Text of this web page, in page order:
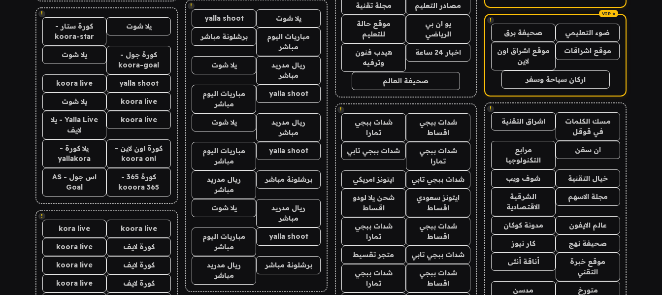
!
ضوء التعليمي صحيفة برق
موقع اشراقات
موقع اشراق اون
لاين
اركان سياحة وسفر
!
مسك الكلمات
في قوقل
اشراق التقنية
ان سفن
مرابع
التكنولوجيا
خيال التقنية شوف ويب
مجلة الاسهم
الشرقية
الاقتصادية
عالم الايفون مدونة كوكان
صحيفة نهج كار نيوز
موقع خبرة
التقني
أناقة أنثى
متورخ مدسن
مصادر التعليم مجلة تقنية
يو ان بي
الرياضي
موقع حالة
للتعليم
اخبار 24 ساعة
هيدب فنون
وترفيه
صحيفة العالم
!
شدات ببجي
اقساط
شدات ببجي
تمارا
شدات ببجي
تمارا
شدات ببجي تابي
شدات ببجي تابي ايتونز امريكي
ايتونز سعودي
اقساط
شحن يلا لودو
اقساط
شدات ببجي
اقساط
شدات ببجي
تمارا
شدات ببجي تابي متجر تقسيط
شدات ببجي
اقساط
شدات ببجي
تمارا
!
يلا شوت yalla shoot
مباريات اليوم
مباشر
برشلونة مباشر
ريال مدريد
مباشر
يلا شوت
yalla shoot
مباريات اليوم
مباشر
ريال مدريد
مباشر
يلا شوت
yalla shoot
مباريات اليوم
مباشر
برشلونة مباشر
ريال مدريد
مباشر
ريال مدريد
مباشر
يلا شوت
yalla shoot
مباريات اليوم
مباشر
برشلونة مباشر
ريال مدريد
مباشر
!
يلا شوت
كورة ستار -
koora-star
كورة جول -
koora-goal
يلا شوت
yalla shoot
koora live
koora live يلا شوت
koora live
Yalla Live - يلا
لايف
كورة اون لاين -
koora onl
يلا كورة -
yallakora
كورة 365 -
kooora 365
اس جول - AS
Goal
!
koora live
kora live
كورة لايف koora live
كورة لايف koora live
كورة لايف koora live